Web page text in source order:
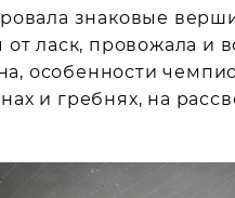
знаковые
ласк, провожала и
особенности
и гребнях, на